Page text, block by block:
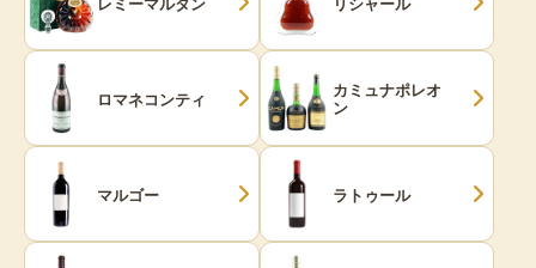
ロマネコンティ カミュナポレオ
ン
マルゴー ラトゥール